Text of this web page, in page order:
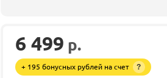
6 499 р.
+ 195 бонусных рублей на счет ?